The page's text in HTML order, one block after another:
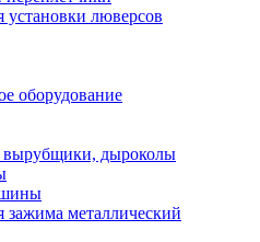
установки люверсов
оборудование
вырубщики, дыроколы
зажима металлический